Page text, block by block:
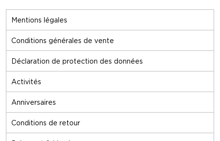
Mentions légales
Conditions générales de vente
Déclaration de protection des données
Activités
Anniversaires
Conditions de retour